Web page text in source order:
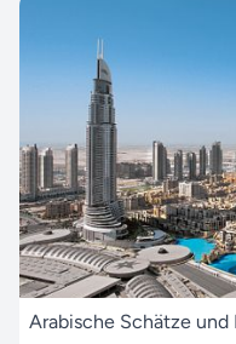
Arabische Schätze